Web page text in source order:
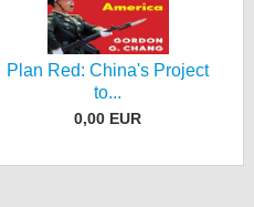
Plan Red: China's Project
to...
0,00 EUR